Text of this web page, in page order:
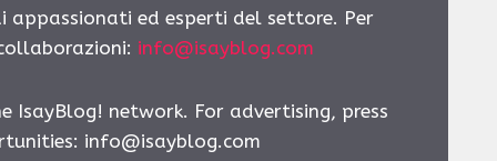
ed esperti del settore. Per
info@isayblog.com
IsayBlog! network. For advertising, press
info@isayblog.com